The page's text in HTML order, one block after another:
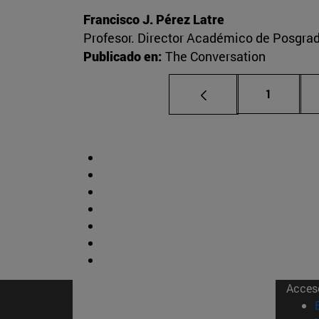
Francisco J. Pérez Latre
Profesor. Director Académico de
Publicado en: The Conversation
Página
1